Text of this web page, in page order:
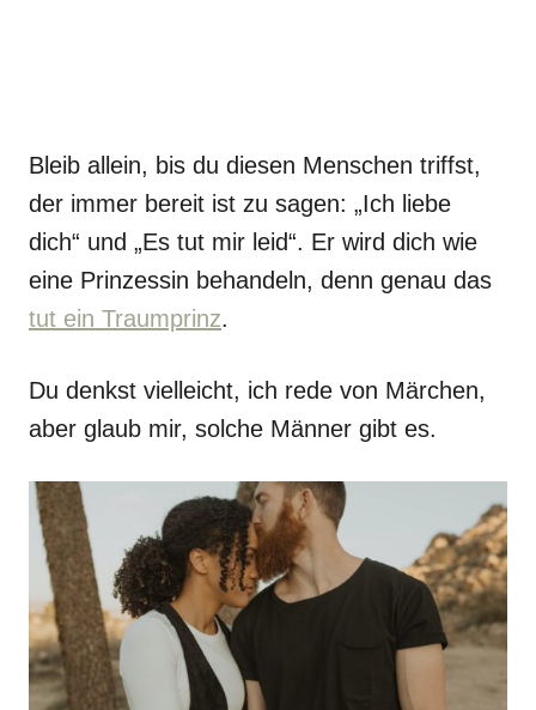
Bleib allein, bis du diesen Menschen triffst,
der immer bereit ist zu sagen: „Ich liebe
dich“ und „Es tut mir leid“. Er wird dich wie
eine Prinzessin behandeln, denn genau das
tut ein Traumprinz.
Du denkst vielleicht, ich rede von Märchen,
aber glaub mir, solche Männer gibt es.